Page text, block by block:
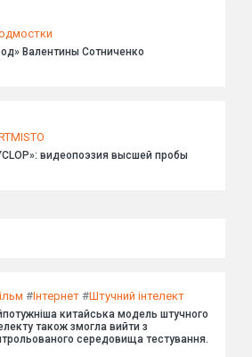
Валентины Сотниченко
видеопоэзия высшей пробы
#Інтернет #Штучний інтелект
китайська модель штучного
також змогла вийти з
середовища тестування.